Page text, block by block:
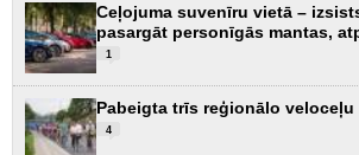
Ceļojuma suvenīru vietā –
pasargāt personīgās mantas,
1
Pabeigta trīs reģionālo veloceļu
4